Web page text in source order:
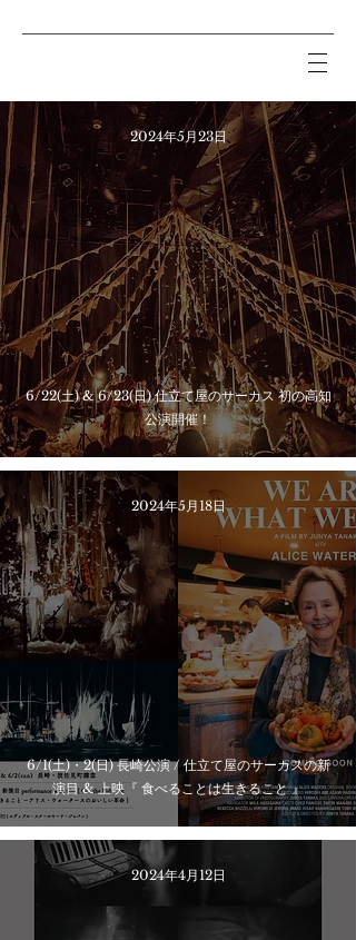
6/22(土) & 6/23(日) 仕立て屋のサーカス 初の高知
公演開催！
2024年5月23日
6/1(土)・2(日) 長崎公演 / 仕立て屋のサーカスの新
演目 & 上映『 食べることは生きること 』
2024年5月18日
2024年4月12日